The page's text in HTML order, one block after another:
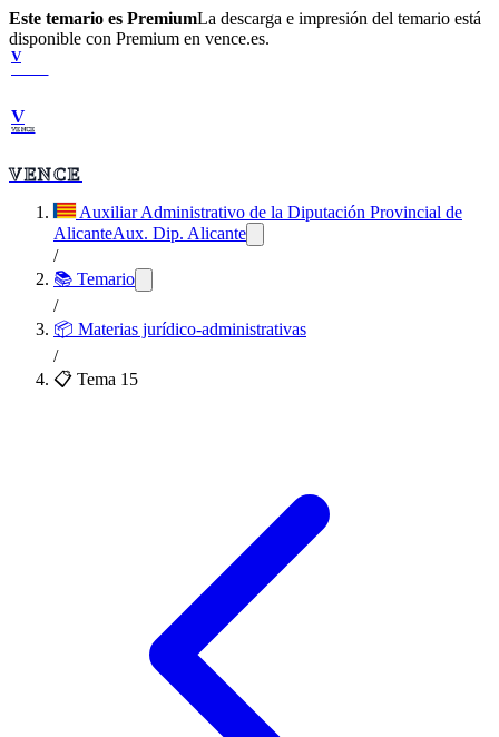
Este temario es PremiumLa descarga e impresión del temario está
disponible con Premium en vence.es.
V
V
VENCE
VENCE
Auxiliar Administrativo de la Diputación Provincial de
AlicanteAux. Dip. Alicante
/
📚 Temario
/
📦 Materias jurídico-administrativas
/
📋 Tema 15